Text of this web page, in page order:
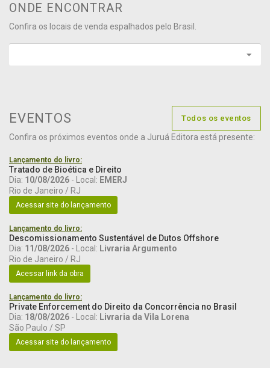
ONDE ENCONTRAR
Confira os locais de venda espalhados pelo Brasil.
EVENTOS Todos os eventos
Confira os próximos eventos onde a Juruá Editora está presente:
Lançamento do livro:
Tratado de Bioética e Direito
Dia: 10/08/2026 - Local: EMERJ
Rio de Janeiro / RJ
Acessar site do lançamento
Lançamento do livro:
Descomissionamento Sustentável de Dutos Offshore
Dia: 11/08/2026 - Local: Livraria Argumento
Rio de Janeiro / RJ
Acessar link da obra
Lançamento do livro:
Private Enforcement do Direito da Concorrência no Brasil
Dia: 18/08/2026 - Local: Livraria da Vila Lorena
São Paulo / SP
Acessar site do lançamento